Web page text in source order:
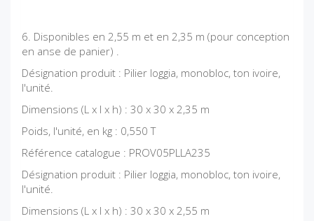
6. Disponibles en 2,55 m et en 2,35 m (pour conception
en anse de panier) .
Désignation produit : Pilier loggia, monobloc, ton ivoire,
l'unité.
Dimensions (L x l x h) : 30 x 30 x 2,35 m
Poids, l'unité, en kg : 0,550 T
Référence catalogue : PROV05PLLA235
Désignation produit : Pilier loggia, monobloc, ton ivoire,
l'unité.
Dimensions (L x l x h) : 30 x 30 x 2,55 m